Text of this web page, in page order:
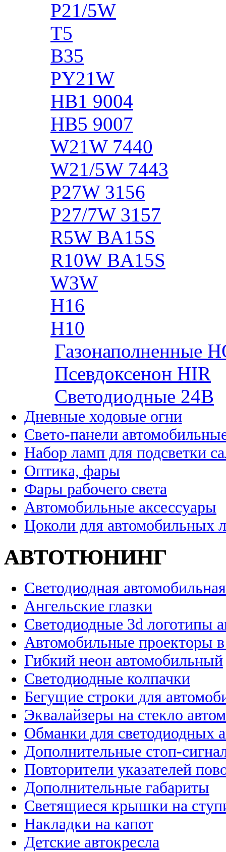
P21/5W
T5
B35
PY21W
HB1 9004
HB5 9007
W21W 7440
W21/5W 7443
P27W 3156
P27/7W 3157
R5W BA15S
R10W BA15S
W3W
H16
H10
Газонаполненные
Псевдоксенон HIR
Cветодиодные 24B
Дневные ходовые огни
Свето-панели
Набор ламп для подсветки
Оптика, фары
Фары рабочего света
Автомобильные аксессуары
Цоколи для автомобильных
АВТОТЮНИНГ
Светодиодная
Ангельские глазки
Светодиодные 3d логотипы
Автомобильные проекторы
Гибкий неон автомобильный
Светодиодные колпачки
Бегущие строки для
Эквалайзеры на стекло
Обманки для светодиодных
Дополнительные стоп-
Повторители указателей
Дополнительные габариты
Светящиеся крышки на
Накладки на капот
Детские автокресла